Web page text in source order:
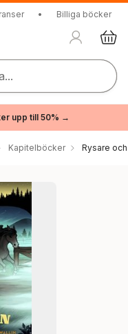
• Billiga böcker
upp till 50% →
Kapitelböcker Rysare